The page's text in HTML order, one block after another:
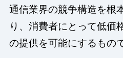
通信業界の競争構造を根
り、消費者にとって低価
の提供を可能にするもの